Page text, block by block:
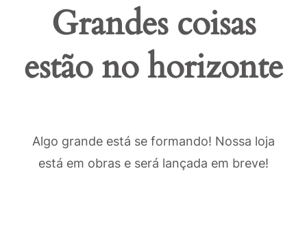
Grandes coisas
estão no horizonte
Algo grande está se formando! Nossa loja
está em obras e será lançada em breve!